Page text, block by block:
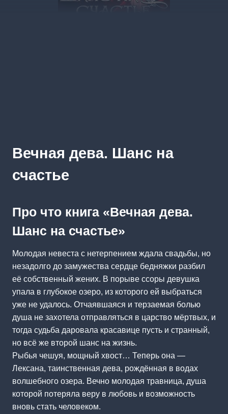
Вечная дева. Шанс на
счастье
Про что книга «Вечная дева.
Шанс на счастье»
Молодая невеста с нетерпением ждала свадьбы, но
незадолго до замужества сердце бедняжки разбил
её собственный жених. В порыве ссоры девушка
упала в глубокое озеро, из которого ей выбраться
уже не удалось. Отчаявшаяся и терзаемая болью
душа не захотела отправляться в царство мёртвых, и
тогда судьба даровала красавице пусть и странный,
но всё же второй шанс на жизнь.
Рыбья чешуя, мощный хвост… Теперь она —
Лексана, таинственная дева, рождённая в водах
волшебного озера. Вечно молодая травница, душа
которой потеряла веру в любовь и возможность
вновь стать человеком.